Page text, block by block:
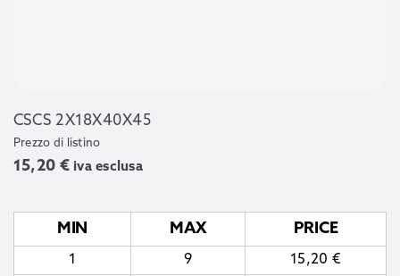
CSCS 2X18X40X45
Prezzo di listino
15,20 € iva esclusa
MIN MAX PRICE
1 9 15,20 €